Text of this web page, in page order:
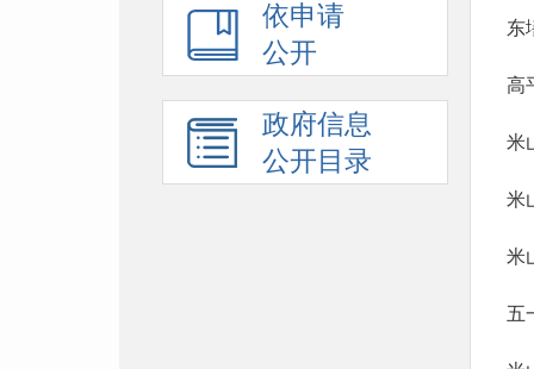
依申请
公开
政府信息
公开目录
东
高
米
米
米
五